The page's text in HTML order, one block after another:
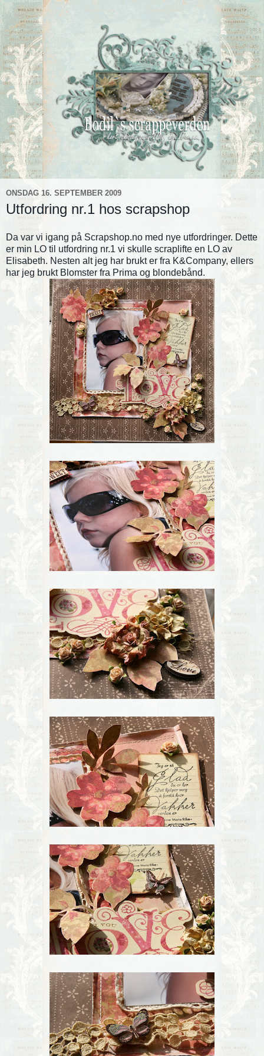
ONSDAG 16. SEPTEMBER 2009
Utfordring nr.1 hos scrapshop
Da var vi igang på Scrapshop.no med nye utfordringer. Dette
er min LO til utfordring nr.1 vi skulle scraplifte en LO av
Elisabeth. Nesten alt jeg har brukt er fra K&Company, ellers
har jeg brukt Blomster fra Prima og blondebånd.